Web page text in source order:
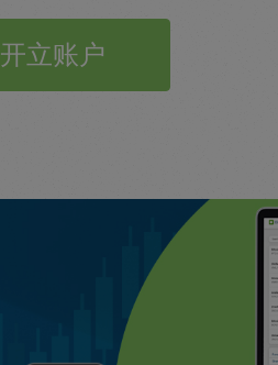
开立账户